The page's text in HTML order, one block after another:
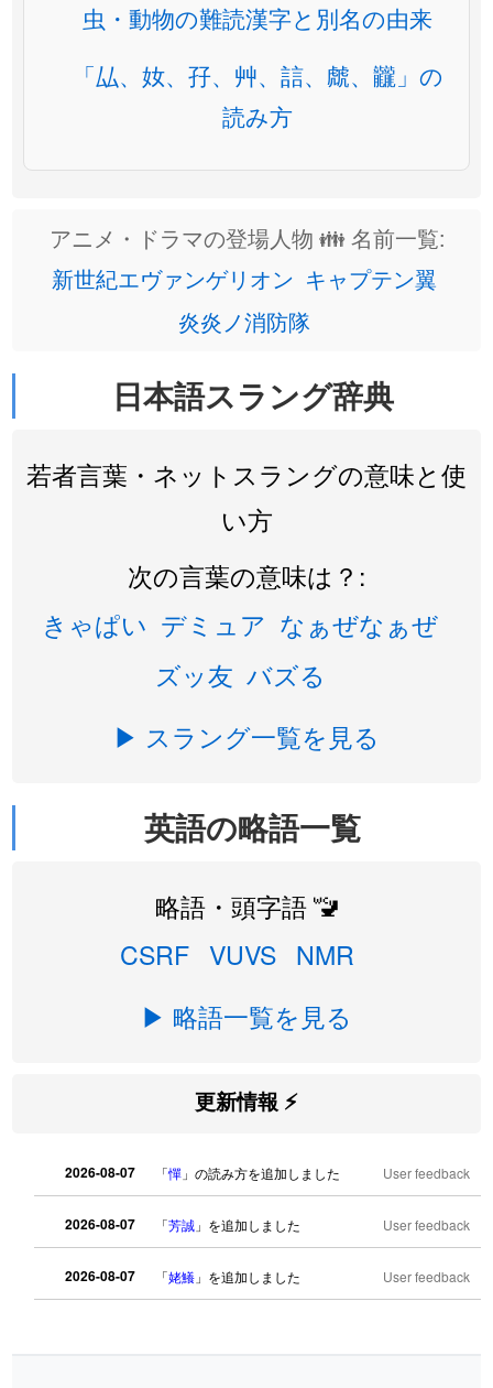
虫・動物の難読漢字と別名の由来
「厸、奻、孖、艸、誩、虤、龖」の
読み方
アニメ・ドラマの登場人物 👪 名前一覧:
新世紀エヴァンゲリオン キャプテン翼
炎炎ノ消防隊
日本語スラング辞典
若者言葉・ネットスラングの意味と使
い方
次の言葉の意味は？:
きゃぱい デミュア なぁぜなぁぜ
ズッ友 バズる
▶ スラング一覧を見る
英語の略語一覧
略語・頭字語 🚾
CSRF VUVS NMR
▶ 略語一覧を見る
更新情報 ⚡
2026-08-07 「憚 」の読み方を追加しました User feedback
2026-08-07 「芳誠 」を追加しました User feedback
2026-08-07 「姥鱶 」を追加しました User feedback